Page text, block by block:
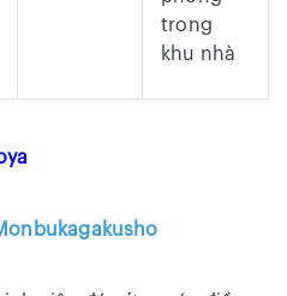
trong
khu nhà